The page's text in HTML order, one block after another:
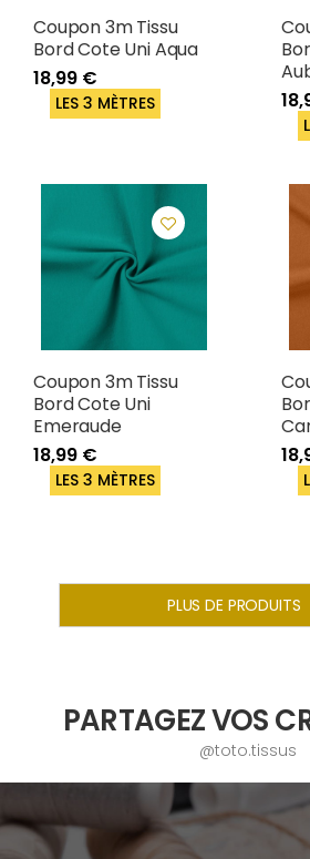
Coupon 3m Tissu
Bord Cote Uni Aqua
18,99 €
LES 3 MÈTRES
Coupon 3m Tissu
Bord Cote Uni
Emeraude
18,99 €
LES 3 MÈTRES
PLUS DE PRODUITS
PARTAGEZ VOS
@toto.tissus